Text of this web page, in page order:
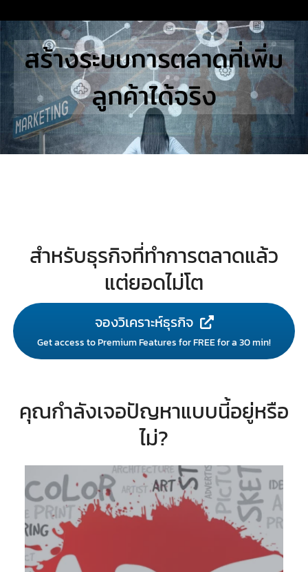
to
content
STUDIES
Search
for:สร้างระบบการตลาดที่เพิ่ม
ลูกค้าได้จริง
สำหรับธุรกิจที่ทำการตลาดแล้ว
แต่ยอดไม่โต
จองวิเคราะห์ธุรกิจ
Get access to Premium Features for FREE for a 30 min!
คุณกำลังเจอปัญหาแบบนี้อยู่หรือ
ไม่?